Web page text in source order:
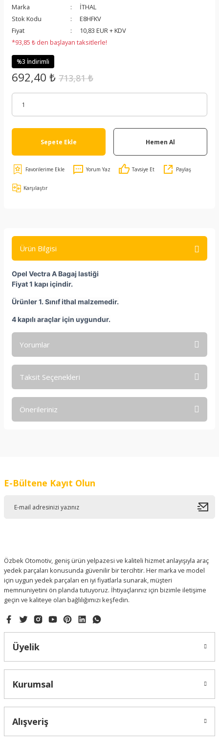
Marka
İTHAL
Stok Kodu
E8HFKV
Fiyat
10,83 EUR + KDV
*93,85 ₺ den başlayan taksitlerle!
%3 İndirimli
692,40 ₺ 713,81 ₺
Sepete Ekle Hemen Al
Yorum Yaz Tavsiye Et Paylaş
Karşılaştır
Ürün Bilgisi
Opel Vectra A Bagaj lastiği
Fiyat 1 kapı içindir.
Ürünler 1. Sınıf ithal malzemedir.
4 kapılı araçlar için uygundur.
Yorumlar
Taksit Seçenekleri
Önerileriniz
Ürün resmi kalitesiz, bozuk veya görüntülenemiyor.
Gönder
E-Bültene Kayıt Olun
Özbek Otomotiv, geniş ürün yelpazesi ve kaliteli hizmet anlayışıyla araç
yedek parçaları konusunda güvenilir bir tercihtir. Her marka ve model
için uygun yedek parçaları en iyi fiyatlarla sunarak, müşteri
memnuniyetini ön planda tutuyoruz. İhtiyaçlarınız için bizimle iletişime
geçin ve kaliteye olan bağlılığımızı keşfedin.
Üyelik
Kurumsal
Alışveriş